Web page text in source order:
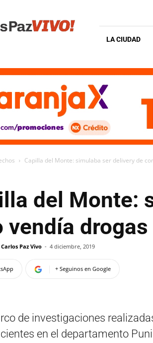
LA CIUDAD
Capilla del Monte: simulaba ser delivery de
del Monte:
vendía drogas
Paz Vivo - 4 diciembre, 2019
+ Seguinos en Google
de investigaciones
en el departamento